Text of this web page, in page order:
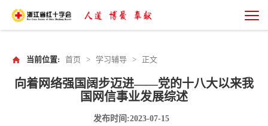
当前位置: 首页 > 学习辅导 > 正文
向着网络强国阔步迈进——党的十八大以来我
国网信事业发展综述
发布时间:2023-07-15